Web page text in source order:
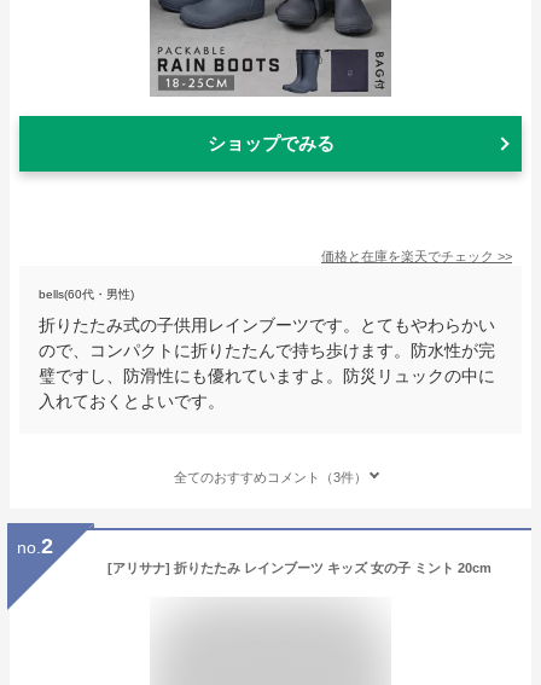
ショップでみる
価格と在庫を楽天でチェック >>
bells(60代・男性)
折りたたみ式の子供用レインブーツです。とてもやわらかい
ので、コンパクトに折りたたんで持ち歩けます。防水性が完
璧ですし、防滑性にも優れていますよ。防災リュックの中に
入れておくとよいです。
全てのおすすめコメント（3件）
no. 2
[アリサナ] 折りたたみ レインブーツ キッズ 女の子 ミント 20cm